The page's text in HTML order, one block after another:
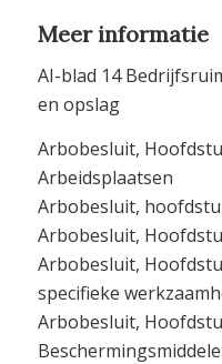
Meer informatie
AI-blad 14
en opslag
Arbobesluit,
Arbeidsplaatsen
Arbobesluit,
Arbobesluit,
Arbobesluit,
specifieke
Arbobesluit,